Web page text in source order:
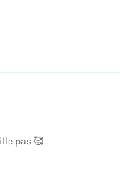
pas 🥰